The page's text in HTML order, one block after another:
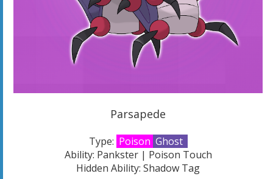
Parsapede
Type: Poison Ghost
Ability: Pankster | Poison Touch
Hidden Ability: Shadow Tag